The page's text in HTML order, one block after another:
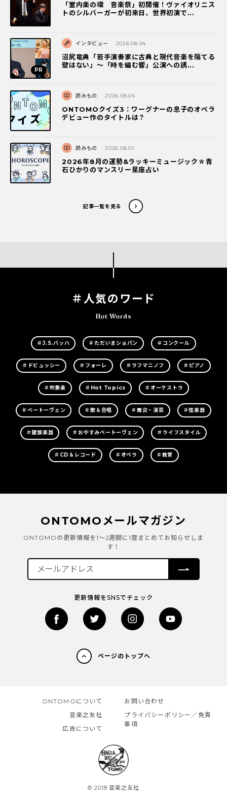
「室内楽の環 音楽祭」初開催！ヴァイオリニス
トのシルバーガーが初来日、世界初演で...
インタビュー 2026.08.04
沼尻竜典「若手演奏家に古典と現代音楽を隔てる
壁はない」～「時を編む響」公演への誘...
読みもの 2026.08.04
ONTOMOクイズ3：ワーグナーの息子のオペラ
デビュー作のタイトルは？
読みもの 2026.08.01
2026年8月の運勢&ラッキーミュージック☆青
石ひかりのマンスリー星座占い
記事一覧を見る
＃人気のワード
Hot Words
＃J.S.バッハ ＃ただいまショパン ＃コンクール
＃ドビュッシー ＃フォーレ ＃ラフマニノフ ＃ピアノ
＃吹奏楽 ＃Hot Topics ＃オーケストラ
＃ベートーヴェン ＃歌＆合唱 ＃舞台・演芸 ＃弦楽器
＃鍵盤楽器 ＃おやすみベートーヴェン ＃ライフスタイル
＃CD＆レコード ＃オペラ ＃教育
ONTOMOメールマガジン
ONTOMOの更新情報を1～2週間に1度まとめてお知らせしま
す！
更新情報をSNSでチェック
ページのトップへ
ONTOMOについて
音楽之友社
広告について
お問い合わせ
プライバシーポリシー／免責
事項
© 2018 音楽之友社